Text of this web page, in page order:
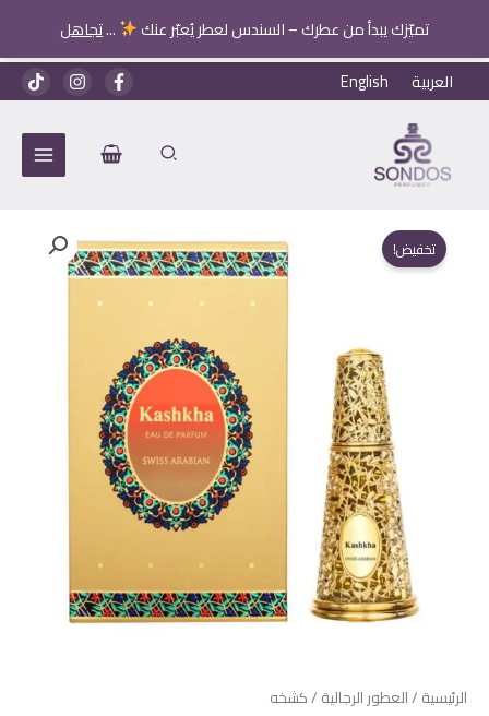
تميّزك يبدأ من عطرك – السندس لعطر يُعبّر عنك ...تجاهل
تخطي
إلى
العربية English
تخفيض!
الرئيسية /العطور الرجالية / كشخه